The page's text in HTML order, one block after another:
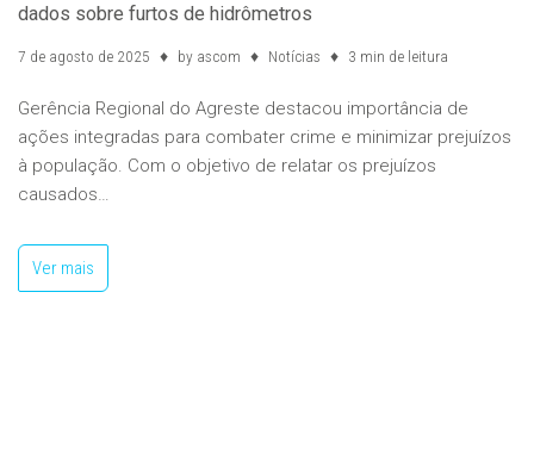
dados sobre furtos de hidrômetros
7 de agosto de 2025 by ascom Notícias 3 min de leitura
Gerência Regional do Agreste destacou importância de
ações integradas para combater crime e minimizar prejuízos
à população. Com o objetivo de relatar os prejuízos
causados…
Ver mais